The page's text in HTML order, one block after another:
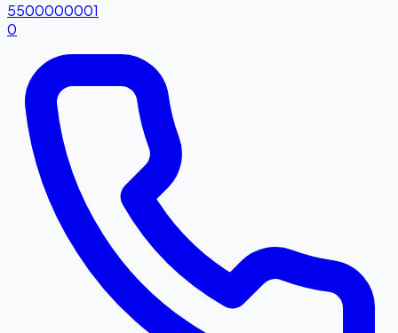
5500000001
0